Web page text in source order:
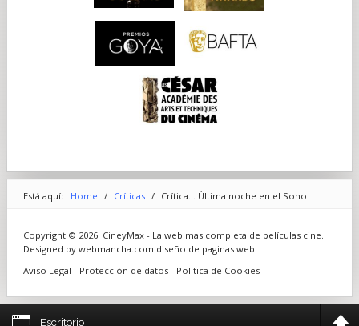
Está aquí: Home / Críticas / Crítica... Última noche en el Soho
Copyright © 2026. CineyMax - La web mas completa de películas cine.
Designed by webmancha.com diseño de paginas web
Aviso Legal
Protección de datos Politica de Cookies
Escritorio